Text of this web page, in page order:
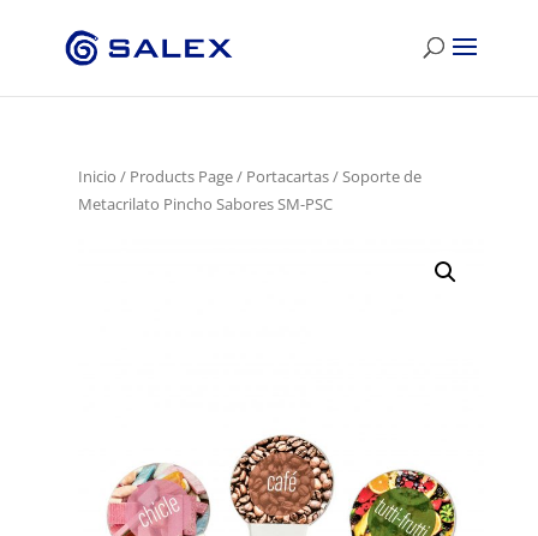
Inicio / Products Page/ Portacartas/ Soporte de
Metacrilato Pincho Sabores SM-PSC